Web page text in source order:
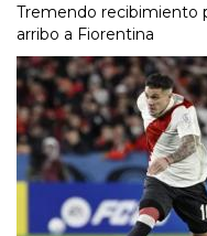
Tremendo recibimiento
arribo a Fiorentina